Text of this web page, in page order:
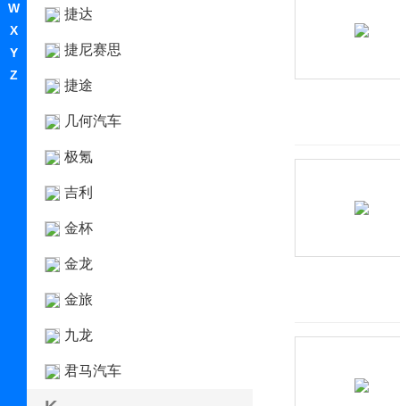
W
X
Y
Z
捷达
捷尼赛思
捷途
几何汽车
极氪
吉利
金杯
金龙
金旅
九龙
君马汽车